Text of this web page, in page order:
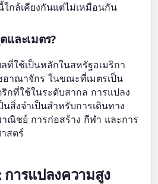
ใกล้เคียงกันแต่ไม่เหมือนกัน
และเมตร?
ที่ใช้เป็นหลักในสหรัฐอเมริกา
อาณาจักร ในขณะที่เมตรเป็น
กที่ใช้ในระดับสากล การแปลง
นสิ่งจำเป็นสำหรับการเดินทาง
าณิชย์ การก่อสร้าง กีฬา และการ
สตร์
การแปลงความสูง